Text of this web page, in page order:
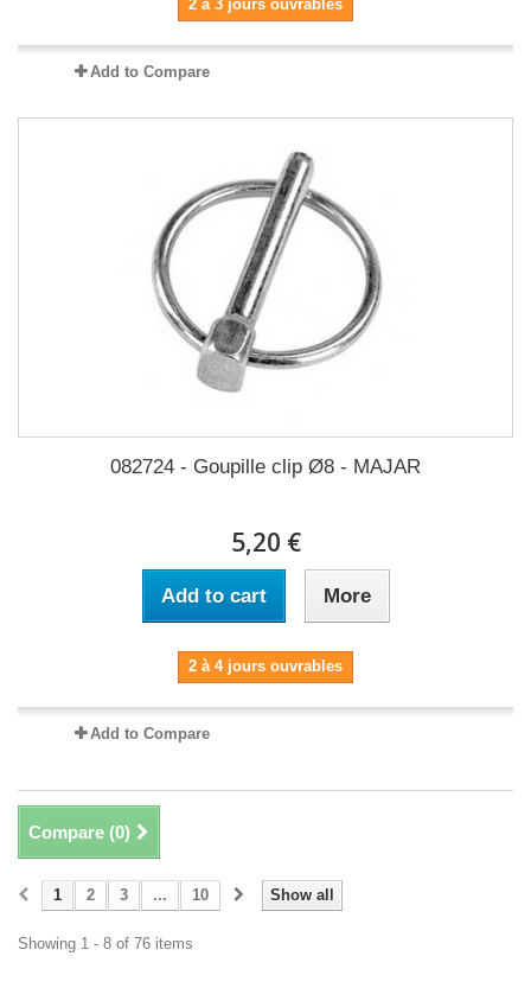
2 à 3 jours ouvrables
Add to Compare
082724 - Goupille clip Ø8 - MAJAR
5,20 €
Add to cart More
2 à 4 jours ouvrables
Add to Compare
Compare (0)
Show all
1 2 3 ... 10
Showing 1 - 8 of 76 items